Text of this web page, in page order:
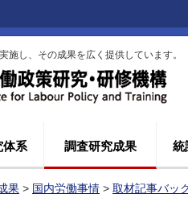
施し、その成果を広く提供しています。
体系 調査研究成果 統
果 > 国内労働事情 > 取材記事バッ